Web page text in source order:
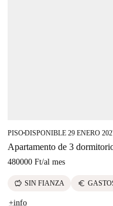
PISO■DISPONIBLE 29 ENERO
Apartamento de 3
480000 Ft/al mes
savings SIN FIANZA euro
+info